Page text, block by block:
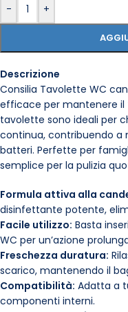
- +
Descrizione
Consilia Tavolette WC
efficace per mantenere il
tavolette sono ideali per
continua, contribuendo a
batteri. Perfette per
semplice per la pulizia
Formula attiva alla
disinfettante potente,
Facile utilizzo: Basta
WC per un’azione
Freschezza duratura:
scarico, mantenendo il
Compatibilità: Adatta a
componenti interni.